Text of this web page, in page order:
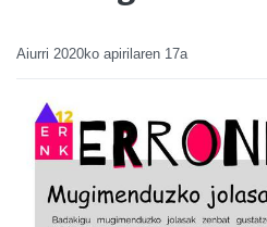
Aiurri 2020ko apirilaren 17a